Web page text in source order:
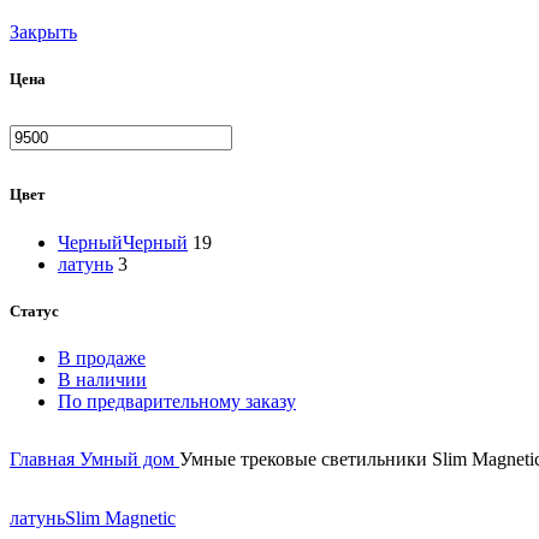
Закрыть
Цена
Минимальная
Максимальная
Цвет
ЧерныйЧерный 19
латунь 3
Статус
В продаже
В наличии
По предварительному заказу
Главная Умный дом Умные трековые светильники Slim
латуньSlim Magnetic